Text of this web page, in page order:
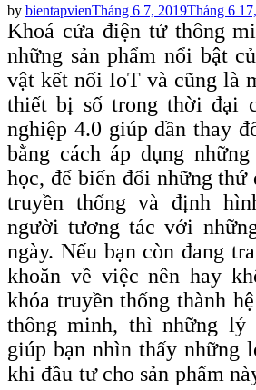
by bientapvienPosted
on
Tháng 6 7, 2019Tháng 6
Khoá cửa điện tử thông
những sản phẩm nổi bật
vật kết nối IoT và cũng là
thiết bị số trong thời đại
nghiệp 4.0 giúp dần thay
bằng cách áp dụng
học, để biến đổi những thứ
truyền thống và định
người tương tác với
ngày. Nếu bạn còn đang
khoăn về việc nên hay
khóa truyền thống thành
thông minh, thì những lý
giúp bạn nhìn thấy những
khi đầu tư cho sản phẩm